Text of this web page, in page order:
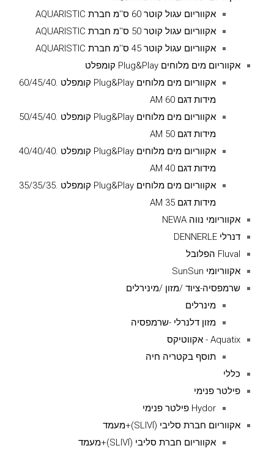
אקווריום עגול קוטר 60 ס''מ חברת AQUARISTIC
אקווריום עגול קוטר 50 ס''מ חברת AQUARISTIC
אקווריום עגול קוטר 45 ס''מ חברת AQUARISTIC
אקווריום מים מלוחים Plug&Play קומפלט
אקווריום מים מלוחים Plug&Play קומפלט .60/45/40
מידות דגם AM 60
אקווריום מים מלוחים Plug&Play קומפלט .50/45/40
מידות דגם AM 50
אקווריום מים מלוחים Plug&Play קומפלט .40/40/40
מידות דגם AM 40
אקווריום מים מלוחים Plug&Play קומפלט .35/35/35
מידות דגם AM 35
אקווריומי נווה NEWA
דנרלי DENNERLE
Fluval הפלובל
אקווריומי SunSun
שרמפסיה-ציוד /מזון /מינירלים
מינרלים
מזון דלנרלי -שרמפסיה
Aquatix - אקווטיקס
תוסף בקטריה חיה
כללי
פילטר פנימי
Hydor פילטר פנימי
אקווריום חברת סליבי (SLIVIׂׂ)+מעמד
אקווריום חברת סליבי (SLIVIׂׂ)+מעמד